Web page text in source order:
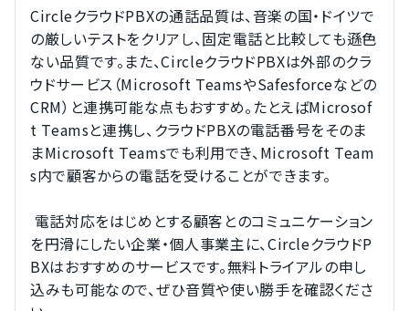
CircleクラウドPBXの通話品質は、音楽の国・ドイツで
の厳しいテストをクリアし、固定電話と比較しても遜色
ない品質です。また、CircleクラウドPBXは外部のクラ
ウドサービス（Microsoft TeamsやSafesforceなどの
CRM）と連携可能な点もおすすめ。たとえばMicrosof
t Teamsと連携し、クラウドPBXの電話番号をそのま
まMicrosoft Teamsでも利用でき、Microsoft Team
s内で顧客からの電話を受けることができます。
電話対応をはじめとする顧客とのコミュニケーション
を円滑にしたい企業・個人事業主に、CircleクラウドP
BXはおすすめのサービスです。無料トライアルの申し
込みも可能なので、ぜひ音質や使い勝手を確認くださ